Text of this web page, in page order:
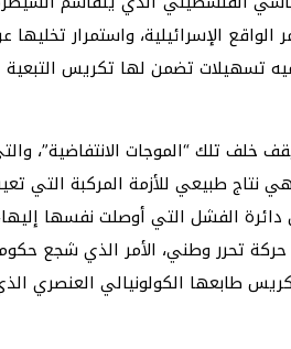
الإسرائيلية، واستمرار
تضمن لها تكريس التبعية
خلف تلك “الموجات الانتفاضية”،
نتاج طبيعي للأزمة المركبة التي
دائرة الفشل التي أوصلت نفسها
تحرر وطني، الأمر الذي شجع
طابعها الكولونيالي العنصري